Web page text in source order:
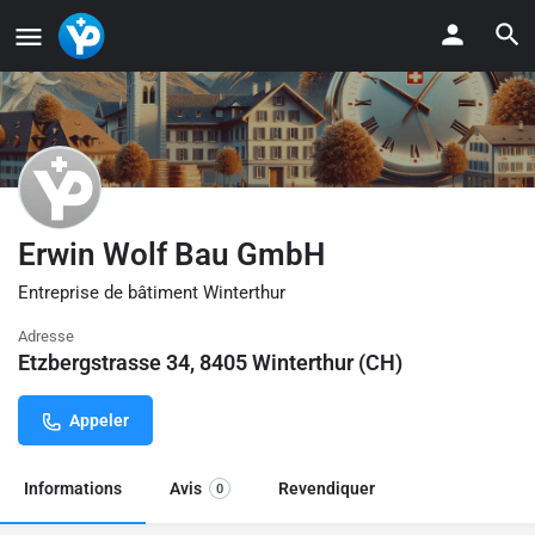
Erwin Wolf Bau GmbH
Entreprise de bâtiment Winterthur
Adresse
Etzbergstrasse 34, 8405 Winterthur (CH)
Appeler
Informations Avis 0 Revendiquer